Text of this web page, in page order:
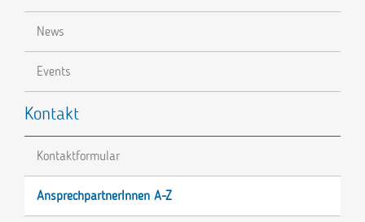
News
Events
Kontakt
Kontaktformular
AnsprechpartnerInnen A-Z